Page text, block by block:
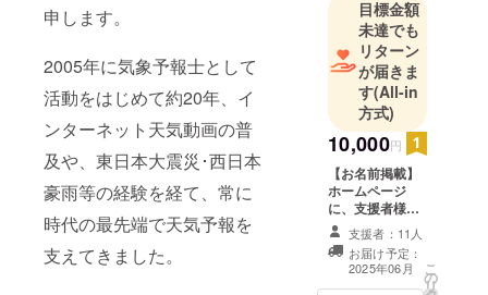
申します。
2005年に気象予報士として
活動をはじめて約20年、イ
ンターネット天気動画の普
及や、東日本大震災･西日本
豪雨等の経験を経て、常に
時代の最先端で天気予報を
支えてきました。
常に時代の
最先端で天
気予報を支
えてきまし
た。
NHKでは、
ローカル放
送における
地域密着型
の気象情報
を開拓し、
高松放送
目標金額
未達でも
リターン
が届きま
す(All-in
方式)
10,000円
【お名前掲載】
ホームページ
に、支援者様の
お名前（ニック
ネーム）を掲載
します。 ・掲載
期間：2025年６
支援者：11人
お届け予定：
2025年06月
こ
の
リ